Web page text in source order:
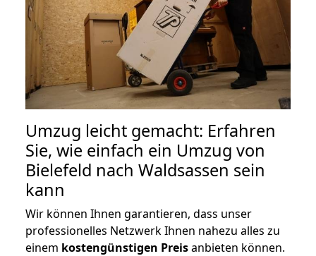
Umzug leicht gemacht: Erfahren
Sie, wie einfach ein Umzug von
Bielefeld nach Waldsassen sein
kann
Wir können Ihnen garantieren, dass unser
professionelles Netzwerk Ihnen nahezu alles zu
einem kostengünstigen Preisanbieten können.